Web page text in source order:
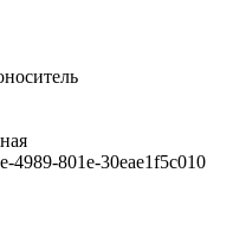
4989-801e-30eae1f5c010